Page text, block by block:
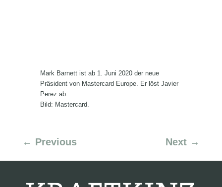
Mark Barnett ist ab 1. Juni 2020 der neue
Präsident von Mastercard Europe. Er löst Javier
Perez ab.
Bild: Mastercard.
← Previous Next →